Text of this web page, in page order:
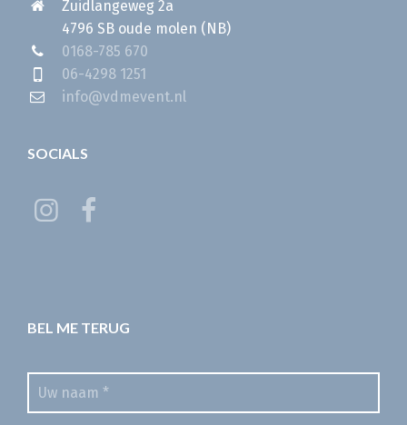
Zuidlangeweg 2a
4796 SB oude molen (NB)
0168-785 670
06-4298 1251
info@vdmevent.nl
SOCIALS
BEL ME TERUG